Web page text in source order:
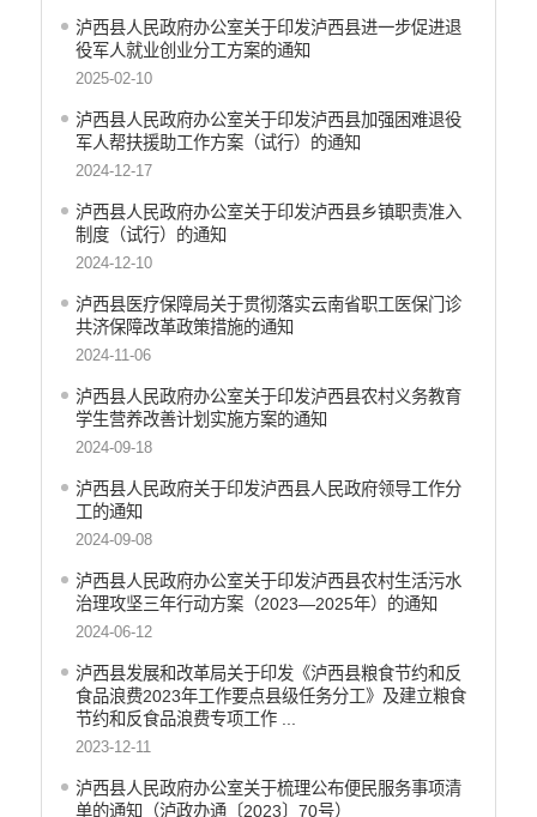
泸西县人民政府办公室关于印发泸西县进一步促进退
役军人就业创业分工方案的通知
2025-02-10
泸西县人民政府办公室关于印发泸西县加强困难退役
军人帮扶援助工作方案（试行）的通知
2024-12-17
泸西县人民政府办公室关于印发泸西县乡镇职责准入
制度（试行）的通知
2024-12-10
泸西县医疗保障局关于贯彻落实云南省职工医保门诊
共济保障改革政策措施的通知
2024-11-06
泸西县人民政府办公室关于印发泸西县农村义务教育
学生营养改善计划实施方案的通知
2024-09-18
泸西县人民政府关于印发泸西县人民政府领导工作分
工的通知
2024-09-08
泸西县人民政府办公室关于印发泸西县农村生活污水
治理攻坚三年行动方案（2023—2025年）的通知
2024-06-12
泸西县发展和改革局关于印发《泸西县粮食节约和反
食品浪费2023年工作要点县级任务分工》及建立粮食
节约和反食品浪费专项工作 ...
2023-12-11
泸西县人民政府办公室关于梳理公布便民服务事项清
单的通知（泸政办通〔2023〕70号）